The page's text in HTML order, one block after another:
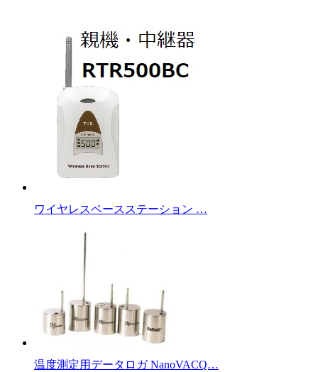
ワイヤレスベースステーション …
温度測定用データロガ NanoVACQ…